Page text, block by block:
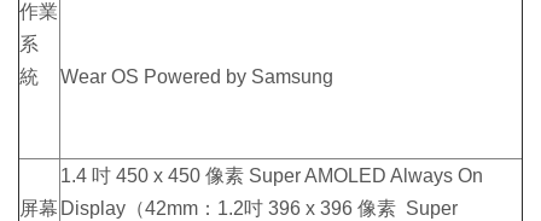
作業
系
統
Wear OS Powered by Samsung
屏幕
1.4 吋 450 x 450 像素 Super AMOLED Always On
Display（42mm：1.2吋 396 x 396 像素 Super